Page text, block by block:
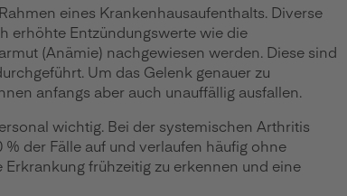
eines Krankenhausaufenthalts. Diverse
erhöhte Entzündungswerte wie die
(Anämie) nachgewiesen werden. Diese sind
Um das Gelenk genauer zu
anfangs aber auch unauffällig ausfallen.
wichtig. Bei der systemischen Arthritis
der Fälle auf und verlaufen häufig ohne
frühzeitig zu erkennen und eine